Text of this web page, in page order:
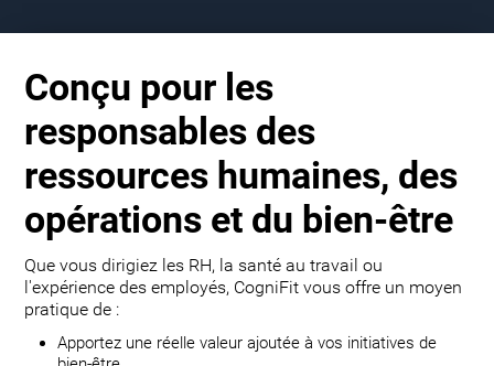
Conçu pour les
responsables des
ressources humaines, des
opérations et du bien-être
Que vous dirigiez les RH, la santé au travail ou
l'expérience des employés, CogniFit vous offre un moyen
pratique de :
Apportez une réelle valeur ajoutée à vos initiatives de